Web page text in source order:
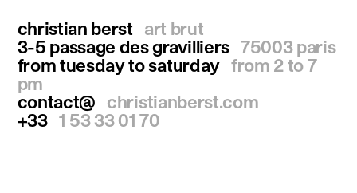
christian berst
art brut
3-5 passage des gravilliers 75003 paris
from tuesday to saturday from 2 to 7
pm
contact@
christianberst.com
+33 1 53 33 01 70